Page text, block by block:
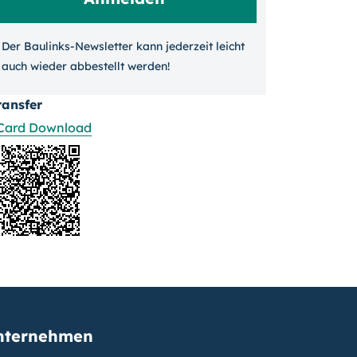
Der Baulinks-Newsletter kann jeder­zeit leicht
auch wieder ab­bestellt werden!
Download